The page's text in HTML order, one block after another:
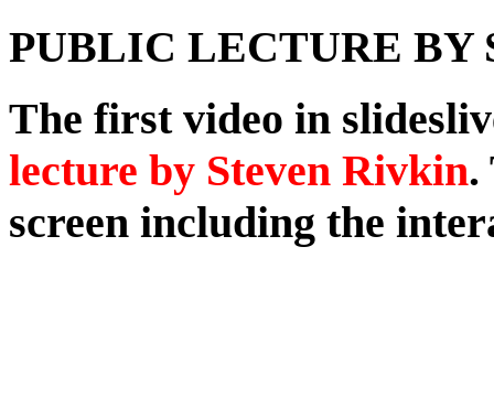
PUBLIC LECTURE BY
The first video in
lecture by Steven Rivkin.
screen including the